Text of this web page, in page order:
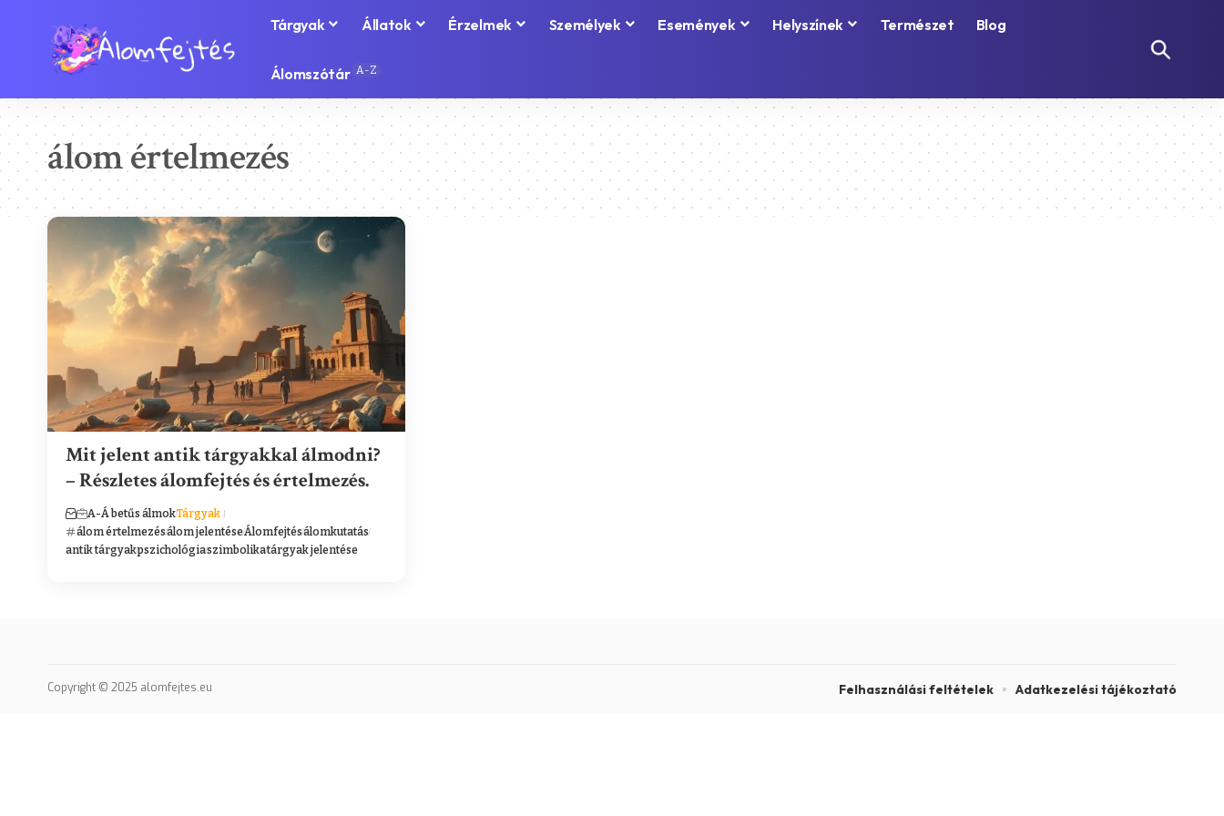
Tárgyak Állatok Érzelmek Személyek Események Helyszínek Természet Blog
Álomszótár A-Z
álom értelmezés
Mit jelent antik tárgyakkal álmodni?
– Részletes álomfejtés és értelmezés.
A-Á betűs álmokTárgyak
álom értelmezésálom jelentéseÁlomfejtésálomkutatás
antik tárgyakpszichológiaszimbolikatárgyak jelentése
Copyright © 2025 alomfejtes.eu Felhasználási feltételek Adatkezelési tájékoztató